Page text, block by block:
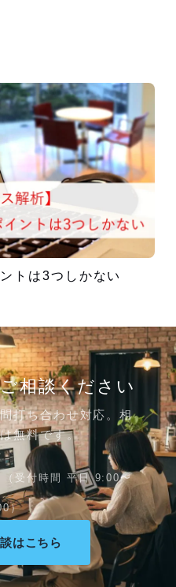
トは3つしかない
相談ください
打ち合わせ対応。相
無料です。
（受付時間 平日 9:00〜
）
はこちら